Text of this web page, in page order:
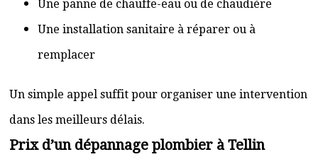
Une panne de chauffe-eau ou de chaudière
Une installation sanitaire à réparer ou à
remplacer
Un simple appel suffit pour organiser une intervention
dans les meilleurs délais.
Prix d’un dépannage plombier à Tellin